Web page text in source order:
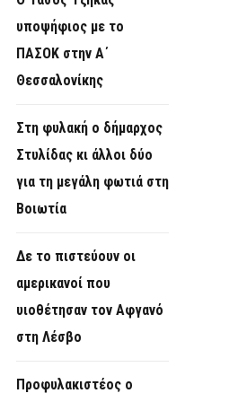
υποψήφιος με το
ΠΑΣΟΚ στην Α΄
Θεσσαλονίκης
Στη φυλακή ο δήμαρχος
Στυλίδας κι άλλοι δύο
για τη μεγάλη φωτιά στη
Βοιωτία
Δε το πιστεύουν οι
αμερικανοί που
υιοθέτησαν τον Αφγανό
στη Λέσβο
Προφυλακιστέος ο